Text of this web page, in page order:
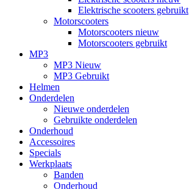
Elektrische scooters gebruikt
Motorscooters
Motorscooters nieuw
Motorscooters gebruikt
MP3
MP3 Nieuw
MP3 Gebruikt
Helmen
Onderdelen
Nieuwe onderdelen
Gebruikte onderdelen
Onderhoud
Accessoires
Specials
Werkplaats
Banden
Onderhoud